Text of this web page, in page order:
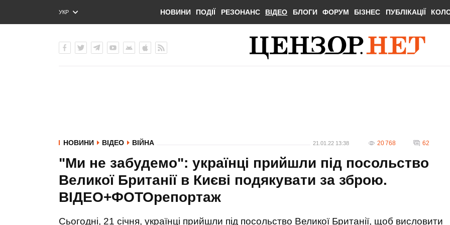
УКР
ENG
НОВИНИ ПОДІЇ РЕЗОНАНС ВІДЕО БЛОГИ ФОРУМ БІЗНЕС ПУБЛІКАЦІЇ
НОВИНИ ВІДЕО ВІЙНА 21.01.22 13:38 20 768 62
"Ми не забудемо": українці прийшли під посольство
Великої Британії в Києві подякувати за зброю.
ВІДЕО+ФОТОрепортаж
Сьогодні, 21 січня, українці прийшли під посольство Великої Британії, щоб висловити